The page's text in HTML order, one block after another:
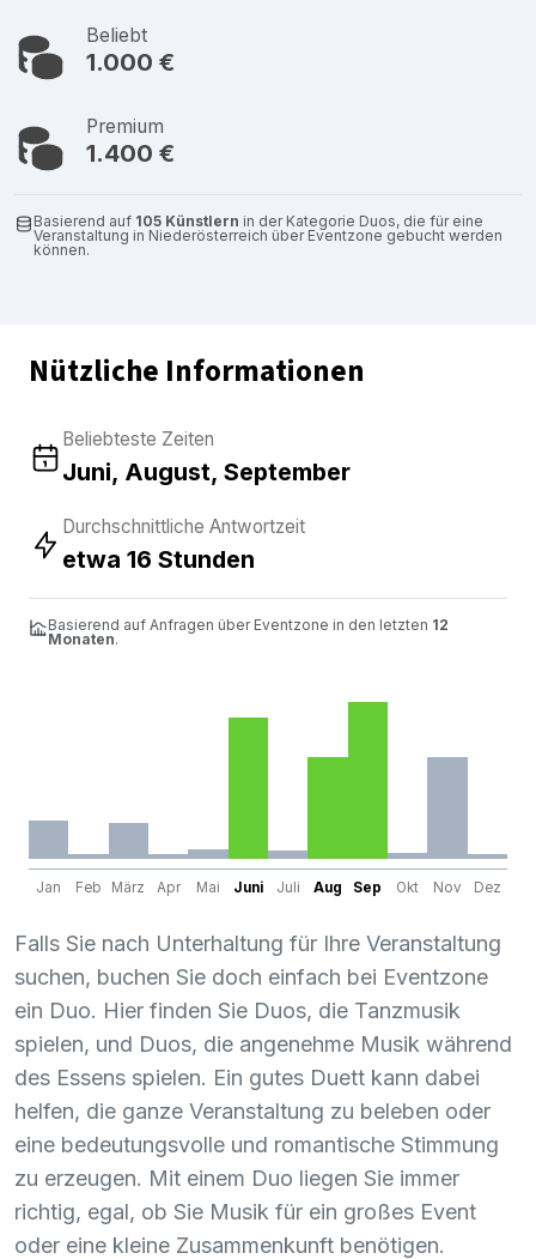
Beliebt
1.000 €
Premium
1.400 €
Basierend auf 105 Künstlern in der Kategorie Duos, die für eine
Veranstaltung in Niederösterreich über Eventzone gebucht werden
können.
Nützliche Informationen
Beliebteste Zeiten
Juni, August, September
Durchschnittliche Antwortzeit
etwa 16 Stunden
Basierend auf Anfragen über Eventzone in den letzten 12
Monaten.
Jan Feb März Apr Mai Juni Juli Aug Sep Okt Nov Dez
Falls Sie nach Unterhaltung für Ihre Veranstaltung
suchen, buchen Sie doch einfach bei Eventzone
ein Duo. Hier finden Sie Duos, die Tanzmusik
spielen, und Duos, die angenehme Musik während
des Essens spielen. Ein gutes Duett kann dabei
helfen, die ganze Veranstaltung zu beleben oder
eine bedeutungsvolle und romantische Stimmung
zu erzeugen. Mit einem Duo liegen Sie immer
richtig, egal, ob Sie Musik für ein großes Event
oder eine kleine Zusammenkunft benötigen.